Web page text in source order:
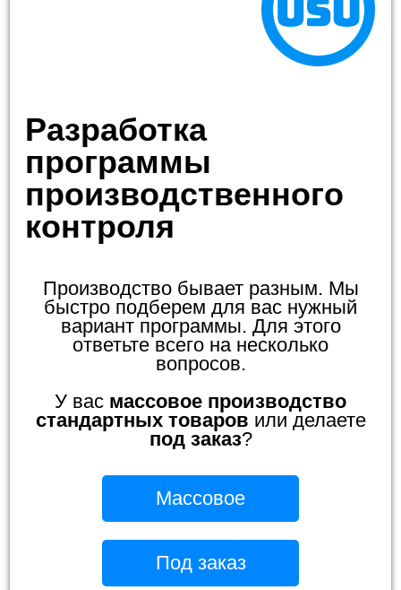
Разработка
программы
производственного
контроля
Производство бывает разным. Мы
быстро подберем для вас нужный
вариант программы. Для этого
ответьте всего на несколько
вопросов.
У вас массовое производство
стандартных товаров или делаете
под заказ?
Массовое
Под заказ